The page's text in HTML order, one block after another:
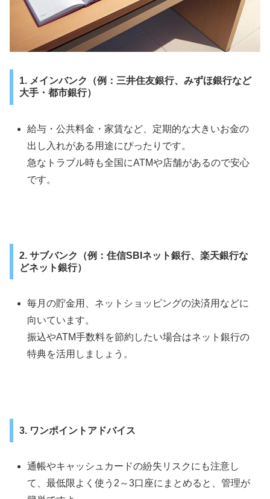
1. メインバンク（例：三井住友銀行、みずほ銀行など
大手・都市銀行）
給与・公共料金・家賃など、定期的な大きいお金の
出し入れがある用途にぴったりです。
急なトラブル時も全国にATMや店舗があるので安心
です。
2. サブバンク（例：住信SBIネット銀行、楽天銀行な
どネット銀行）
毎月の貯金用、ネットショッピングの決済用などに
向いています。
振込やATM手数料を節約したい場合はネット銀行の
特典を活用しましょう。
3. ワンポイントアドバイス
通帳やキャッシュカードの紛失リスクにも注意し
て、最低限よく使う2～3口座にまとめると、管理が